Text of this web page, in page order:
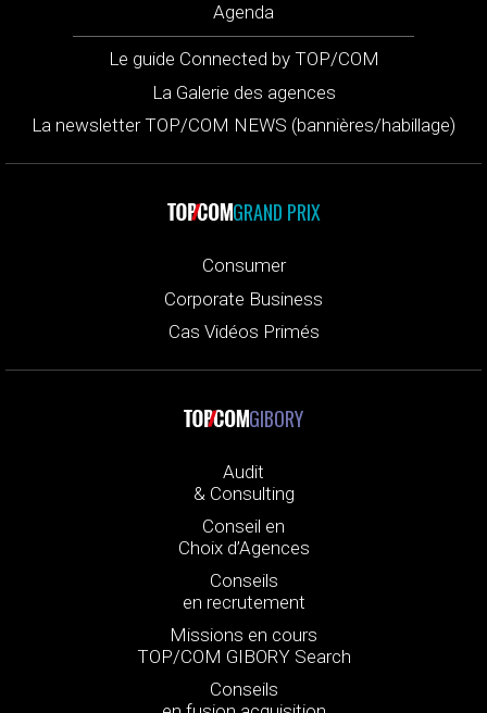
Agenda
Le guide Connected by TOP/COM
La Galerie des agences
La newsletter TOP/COM NEWS (bannières/habillage)
GRAND PRIX
Consumer
Corporate Business
Cas Vidéos Primés
GIBORY
Audit
& Consulting
Conseil en
Choix d’Agences
Conseils
en recrutement
Missions en cours
TOP/COM GIBORY Search
Conseils